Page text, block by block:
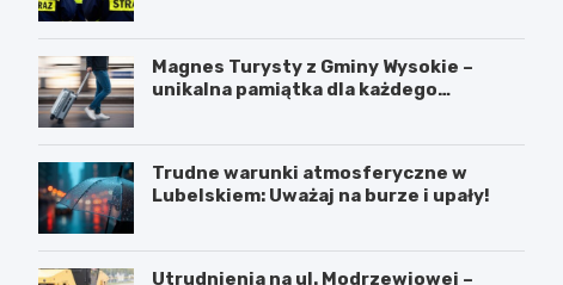
Magnes Turysty z Gminy Wysokie –
unikalna pamiątka dla każdego
Trudne warunki atmosferyczne w
Lubelskiem: Uważaj na burze i upały!
Utrudnienia na ul. Modrzewiowej –